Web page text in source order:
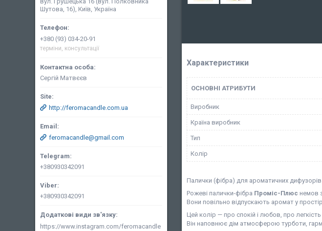
Характеристики
ОСНОВНІ АТРИБУТИ
Виробник
Країна виробник
Тип
Колір
Палички (фібра) для ароматичних
Рожеві палички-фібра Проміс-Плюс немов
Вони повільно відпускають аромат у
Цей колір — про спокій і любов, про легкість
Він наповнює дім атмосферою турботи,
Шутова, 16), Київ, Україна
+380 (93) 034-20-91
терміни, консультації
Сергій Матвєєв
http://feromacandle.com.ua
feromacandle@gmail.com
+380930342091
+380930342091
https://www.instagram.com/feromacandle